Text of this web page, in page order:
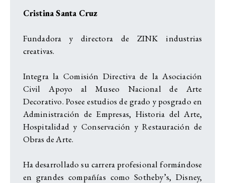
Cristina Santa Cruz
Fundadora y directora de ZINK industrias
creativas.
Integra la Comisión Directiva de la Asociación
Civil Apoyo al Museo Nacional de Arte
Decorativo. Posee estudios de grado y posgrado en
Administración de Empresas, Historia del Arte,
Hospitalidad y Conservación y Restauración de
Obras de Arte.
Ha desarrollado su carrera profesional formándose
en grandes compañías como Sotheby’s, Disney,